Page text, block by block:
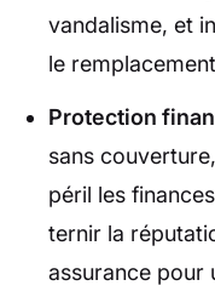
vandalisme, et
le
Protection
sans
péril les
ternir la
assurance pour